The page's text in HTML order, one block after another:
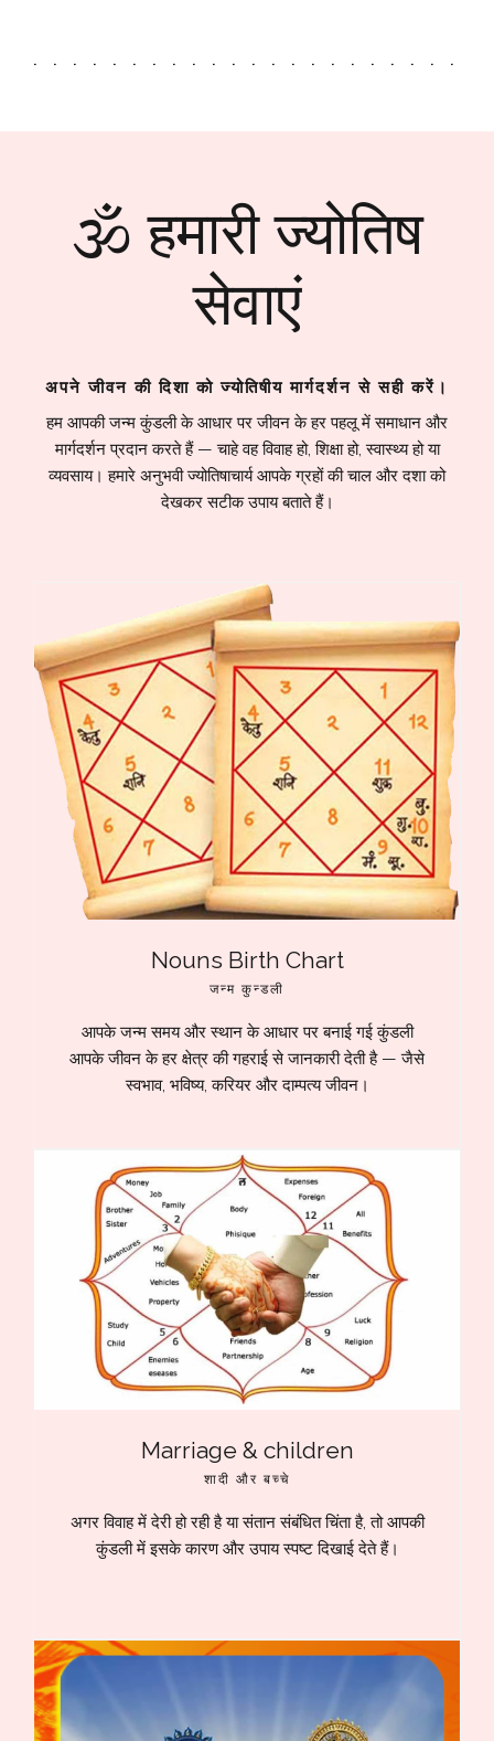
🕉 हमारी ज्योतिष
सेवाएं
अपने जीवन की दिशा को ज्योतिषीय मार्गदर्शन से सही करें।
हम आपकी जन्म कुंडली के आधार पर जीवन के हर पहलू में समाधान और
मार्गदर्शन प्रदान करते हैं — चाहे वह विवाह हो, शिक्षा हो, स्वास्थ्य हो या
व्यवसाय। हमारे अनुभवी ज्योतिषाचार्य आपके ग्रहों की चाल और दशा को
देखकर सटीक उपाय बताते हैं।
Nouns Birth Chart
जन्म कुन्डली
आपके जन्म समय और स्थान के आधार पर बनाई गई कुंडली
आपके जीवन के हर क्षेत्र की गहराई से जानकारी देती है — जैसे
स्वभाव, भविष्य, करियर और दाम्पत्य जीवन।
Marriage & children
शादी और बच्चे
अगर विवाह में देरी हो रही है या संतान संबंधित चिंता है, तो आपकी
कुंडली में इसके कारण और उपाय स्पष्ट दिखाई देते हैं।